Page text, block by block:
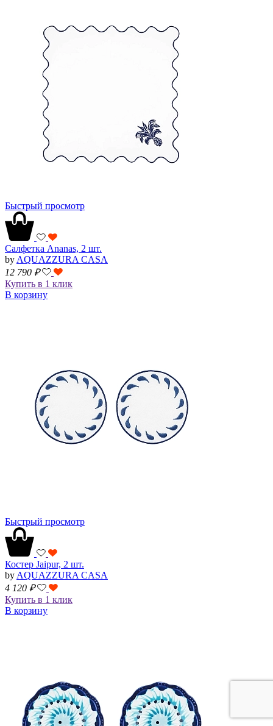
Быстрый просмотр
Салфетка Ananas, 2 шт.
by AQUAZZURA CASA
12 790 ₽
Купить в 1 клик
В корзину
Быстрый просмотр
Костер Jaipur, 2 шт.
by AQUAZZURA CASA
4 120 ₽
Купить в 1 клик
В корзину